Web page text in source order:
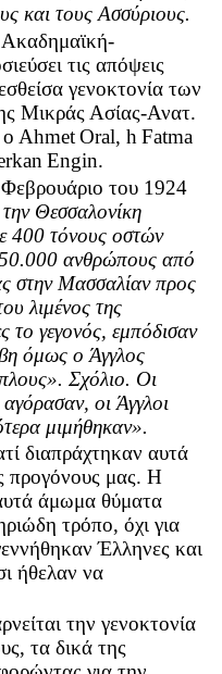
και τους Ασσύριους.
τις απόψεις
γενοκτονία των
Μικράς Ασίας-Ανατ.
o AhmetOral, h Fatma
Engin.
του 1924
Θεσσαλονίκη
400 τόνους οστών
50.000 ανθρώπους από
στην Μασσαλίαν προς
λιμένος της
το γεγονός, εμπόδισαν
όμως ο Άγγλος
Σχόλιο. Οι
οι Άγγλοι
μιμήθηκαν».
διαπράχτηκαν αυτά
προγόνους μας. Η
άμωμα θύματα
τρόπο, όχι για
Έλληνες και
ήθελαν να
την γενοκτονία
τα δικά της